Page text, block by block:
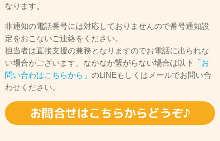
なります。
非通知の電話番号には対応しておりませんので番号通知設
定をおこないご連絡をください。
担当者は直接支援の兼務となりますのでお電話に出られな
い場合がございます。なかなか繋がらない場合は以下 「お
問い合わはこちらから」 のLINEもしくはメールでお問い合
わせください。
お問合せはこちらからどうぞ♪